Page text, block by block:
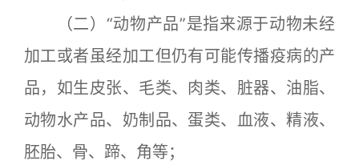
（二）“动物产品”是指来源于动物未经
加工或者虽经加工但仍有可能传播疫病的产
品，如生皮张、毛类、肉类、脏器、油脂、
动物水产品、奶制品、蛋类、血液、精液、
胚胎、骨、蹄、角等；